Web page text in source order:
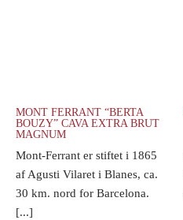
MONT FERRANT “BERTA
BOUZY” CAVA EXTRA BRUT
MAGNUM
Mont-Ferrant er stiftet i 1865
af Agusti Vilaret i Blanes, ca.
30 km. nord for Barcelona.
[...]